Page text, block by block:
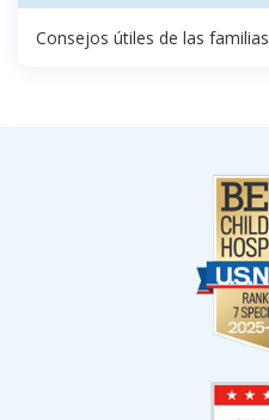
Consejos útiles de las familias